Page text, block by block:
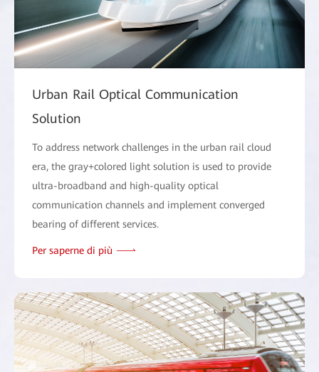
Urban Rail Optical Communication
Solution
To address network challenges in the urban rail cloud
era, the gray+colored light solution is used to provide
ultra-broadband and high-quality optical
communication channels and implement converged
bearing of different services.
Per saperne di più